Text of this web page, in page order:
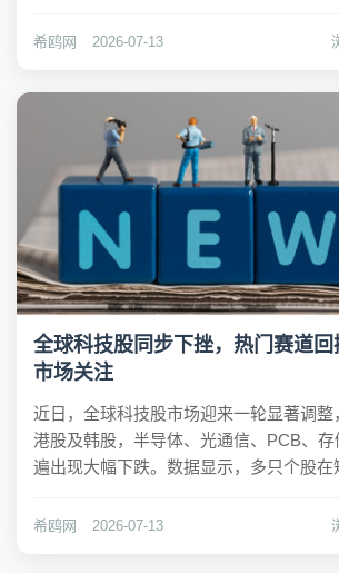
出现弯曲和偏转，引发局部倒塌风险。
希鸥网 2026-07-13
全球科技股同步下挫，热门赛道
市场关注
近日，全球科技股市场迎来一轮显著调整
港股及韩股，半导体、光通信、PCB、
遍出现大幅下跌。数据显示，多只个股在
MLCC概念股昀冢科技和火炬电子回撤均
希鸥网 2026-07-13